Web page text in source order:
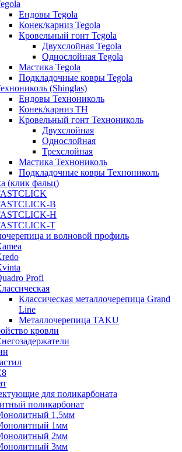
Ендовы Tegola
Конек/карниз Tegola
Кровельный гонт Tegola
Двухслойная Tegola
Однослойная Tegola
Мастика Tegola
Подкладочные ковры Tegola
(Shinglas)
Ендовы Технониколь
Конек/карниз ТН
Кровельный гонт Технониколь
Двухслойная
Однослойная
Трехслойная
Мастика Технониколь
Подкладочные ковры Технониколь
(клик фальц)
B
H
T
и волновой профиль
Profi
Классическая металлочерепица Grand
Line
Металлочерепица TAKU
кровли
для поликарбоната
поликарбонат
1,5мм
1мм
2мм
3мм